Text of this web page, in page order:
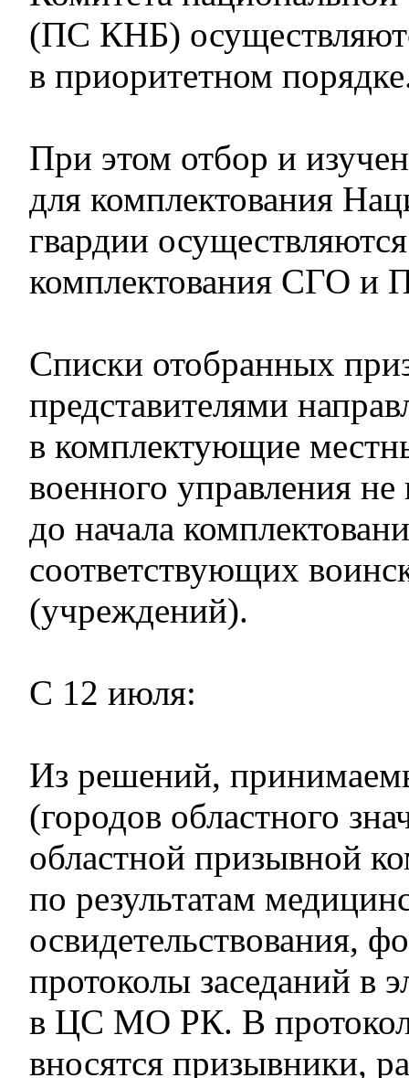
(ПС КНБ)
в приоритетном
При этом отбор и
для комплектования
гвардии
комплектования СГО и
Списки отобранных
представителями
в комплектующие
военного управления
до начала
соответствующих
(учреждений).
С 12 июля:
Из решений,
(городов областного
областной призывной
по результатам
освидетельствования,
протоколы заседаний в
в ЦС МО РК. В протокол
вносятся призывники,